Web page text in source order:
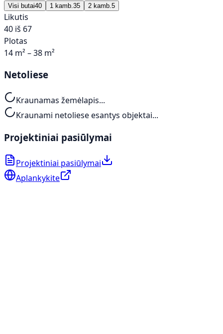
Visi butai40 1 kamb. 35 2 kamb. 5
Likutis
40 iš 67
Plotas
14 m² – 38 m²
Netoliese
Kraunamas žemėlapis...
Kraunami netoliese esantys objektai...
Projektiniai pasiūlymai
Projektiniai pasiūlymai
Aplankykite